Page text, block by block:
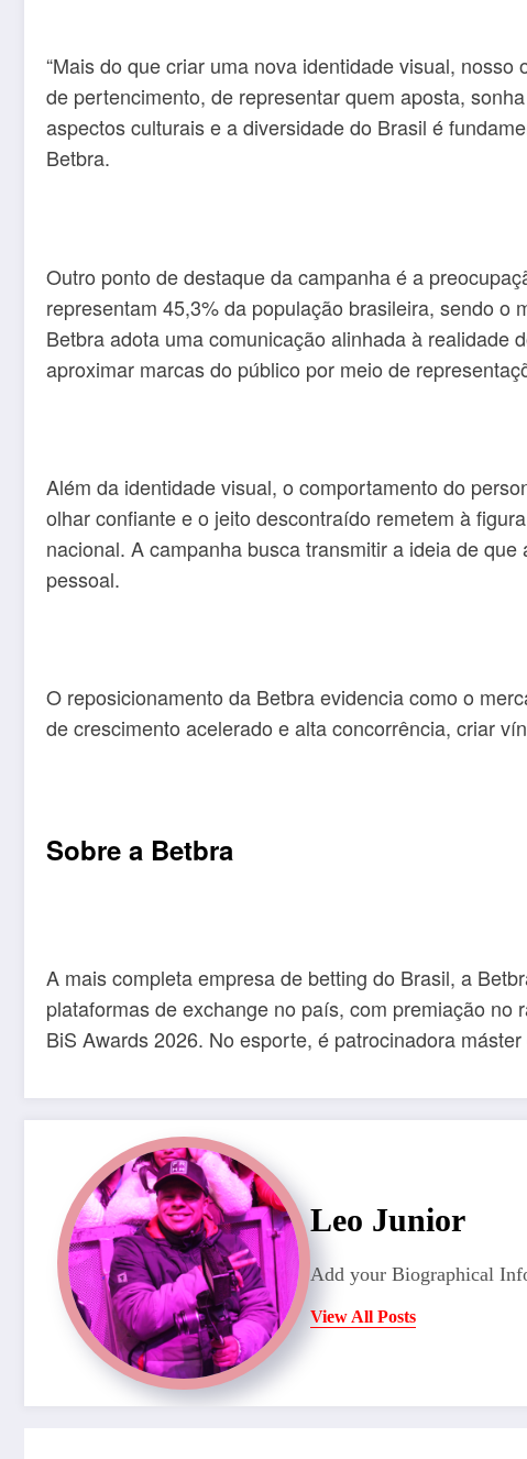
“Mais do que criar uma nova identidade visual,
de pertencimento, de representar quem aposta,
aspectos culturais e a diversidade do Brasil é
Betbra.
Outro ponto de destaque da campanha é a
representam 45,3% da população brasileira, sendo
Betbra adota uma comunicação alinhada à realidade
aproximar marcas do público por meio de
Além da identidade visual, o comportamento do
olhar confiante e o jeito descontraído remetem à
nacional. A campanha busca transmitir a ideia de
pessoal.
O reposicionamento da Betbra evidencia como o
de crescimento acelerado e alta concorrência, criar
Sobre a Betbra
A mais completa empresa de betting do Brasil, a
plataformas de exchange no país, com premiação
BiS Awards 2026. No esporte, é patrocinadora
Leo Junior
Add your Biographical
View All Posts